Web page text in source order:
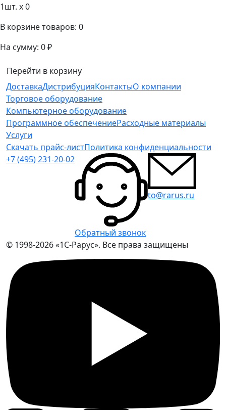
1шт. x0
В корзине товаров: 0
На сумму: 0 ₽
Перейти в корзину
ДоставкаДистрибуцияКонтактыО компании
Торговое оборудование
Компьютерное оборудование
Программное обеспечениеРасходные материалы
Услуги
Скачать прайс-листПолитика конфиденциальности
+7 (495) 231-20-02
Обратный звонок
to@rarus.ru
© 1998-2026 «1С-Рарус». Все права защищены